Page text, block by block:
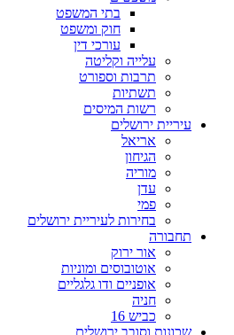
בתי המשפט
חוק ומשפט
עורכי דין
עלייה וקליטה
תרבות וספורט
תשתיות
רשות המיסים
עיריית ירושלים
אריאל
הגיחון
מוריה
עדן
פמי
בחירות לעיריית ירושלים
תחבורה
אור ירוק
אוטובוסים ומוניות
אופניים ודו גלגליים
חניה
כביש 16
שכונות וסובב ירושלים